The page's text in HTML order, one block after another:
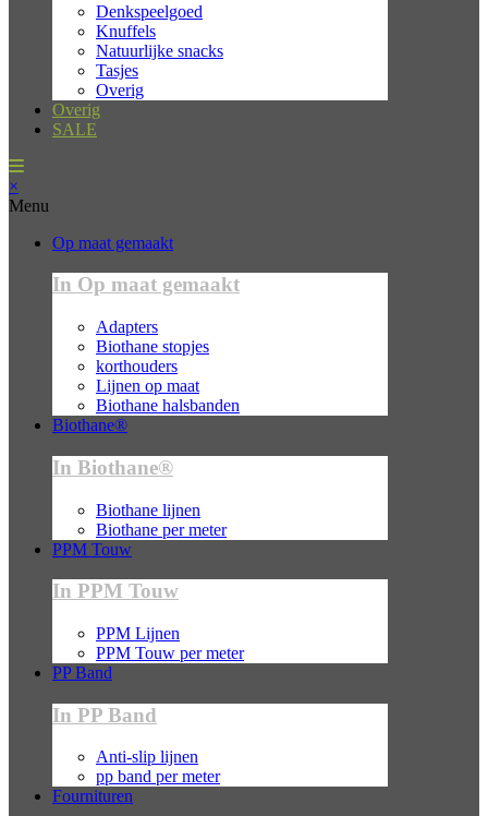
Denkspeelgoed
Knuffels
Natuurlijke snacks
Tasjes
Overig
Overig
SALE
×
Menu
Op maat gemaakt
In Op maat gemaakt
Adapters
Biothane stopjes
korthouders
Lijnen op maat
Biothane halsbanden
Biothane®
In Biothane®
Biothane lijnen
Biothane per meter
PPM Touw
In PPM Touw
PPM Lijnen
PPM Touw per meter
PP Band
In PP Band
Anti-slip lijnen
pp band per meter
Fournituren